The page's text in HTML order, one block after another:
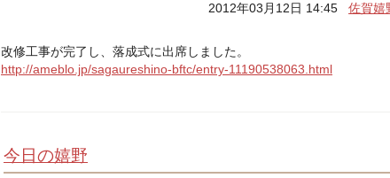
2012年03月12日 14:45佐賀嬉
改修工事が完了し、落成式に出席しました。
http://ameblo.jp/sagaureshino-bftc/entry-11190538063.html
今日の嬉野